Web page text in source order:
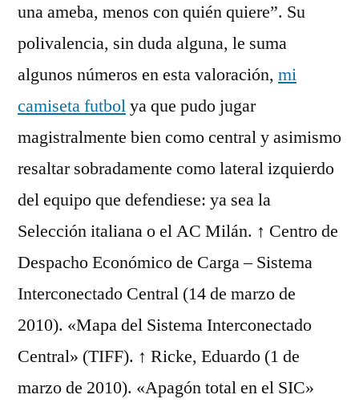
una ameba, menos con quién quiere”. Su
polivalencia, sin duda alguna, le suma
algunos números en esta valoración, mi
camiseta futbolya que pudo jugar
magistralmente bien como central y asimismo
resaltar sobradamente como lateral izquierdo
del equipo que defendiese: ya sea la
Selección italiana o el AC Milán. ↑ Centro de
Despacho Económico de Carga – Sistema
Interconectado Central (14 de marzo de
2010). «Mapa del Sistema Interconectado
Central» (TIFF). ↑ Ricke, Eduardo (1 de
marzo de 2010). «Apagón total en el SIC»